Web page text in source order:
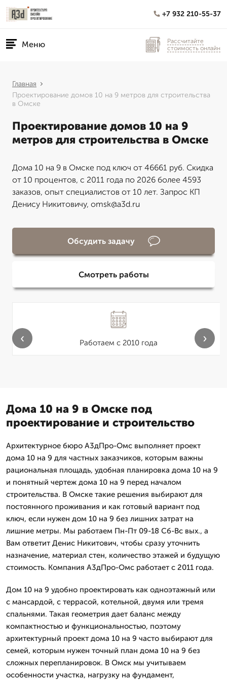
+7 932 210-55-37
Меню
Рассчитайте
стоимость онлайн
Главная
Проектирование домов 10 на 9 метров для строительства
в Омске
Проектирование домов 10 на 9
метров для строительства в Омске
Дома 10 на 9 в Омске под ключ от 46661 руб. Скидка
от 10 процентов, с 2011 года по 2026 более 4593
заказов, опыт специалистов от 10 лет. Запрос КП
Денису Никитовичу, omsk@a3d.ru
Обсудить задачу
Смотреть работы
Работаем с 2010 года
‹ ›
Дома 10 на 9 в Омске под
проектирование и строительство
Архитектурное бюро А3дПро-Омс выполняет проект
дома 10 на 9 для частных заказчиков, которым важны
рациональная площадь, удобная планировка дома 10 на 9
и понятный чертеж дома 10 на 9 перед началом
строительства. В Омске такие решения выбирают для
постоянного проживания и как готовый вариант под
ключ, если нужен дом 10 на 9 без лишних затрат на
лишние метры. Мы работаем Пн-Пт 09-18 Сб-Вс вых., а
Вам ответит Денис Никитович, чтобы сразу уточнить
назначение, материал стен, количество этажей и будущую
стоимость. Компания А3дПро-Омс работает с 2011 года.
Дом 10 на 9 удобно проектировать как одноэтажный или
с мансардой, с террасой, котельной, двумя или тремя
спальнями. Такая геометрия дает баланс между
компактностью и функциональностью, поэтому
архитектурный проект дома 10 на 9 часто выбирают для
семей, которым нужен точный план дома 10 на 9 без
сложных перепланировок. В Омск мы учитываем
особенности участка, нагрузку на фундамент,